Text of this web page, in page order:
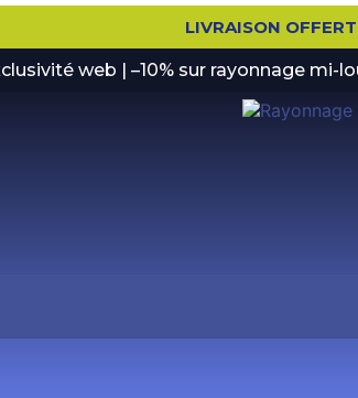
LIVRAISON
web | –10% sur rayonnage mi-